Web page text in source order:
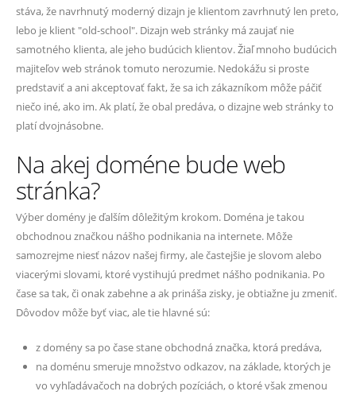
stáva, že navrhnutý moderný dizajn je klientom zavrhnutý len preto,
lebo je klient "old-school". Dizajn web stránky má zaujať nie
samotného klienta, ale jeho budúcich klientov. Žiaľ mnoho budúcich
majiteľov web stránok tomuto nerozumie. Nedokážu si proste
predstaviť a ani akceptovať fakt, že sa ich zákazníkom môže páčiť
niečo iné, ako im. Ak platí, že obal predáva, o dizajne web stránky to
platí dvojnásobne.
Na akej doméne bude web
stránka?
Výber domény je ďalším dôležitým krokom. Doména je takou
obchodnou značkou nášho podnikania na internete. Môže
samozrejme niesť názov našej firmy, ale častejšie je slovom alebo
viacerými slovami, ktoré vystihujú predmet nášho podnikania. Po
čase sa tak, či onak zabehne a ak prináša zisky, je obtiažne ju zmeniť.
Dôvodov môže byť viac, ale tie hlavné sú:
z domény sa po čase stane obchodná značka, ktorá predáva,
na doménu smeruje množstvo odkazov, na základe, ktorých je
vo vyhľadávačoch na dobrých pozíciách, o ktoré však zmenou